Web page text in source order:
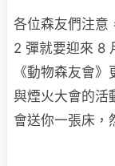
各位森友們注意
2 彈就要迎來 8
《動物森友會
與煙火大會的活
會送你一張床，